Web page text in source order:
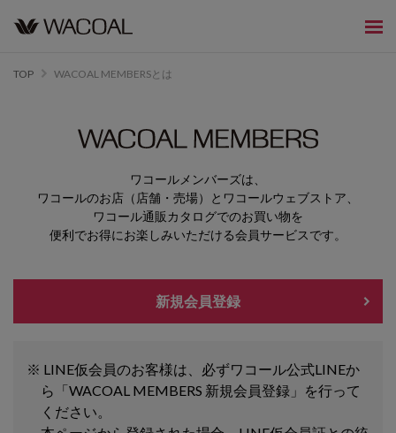
TOP WACOAL MEMBERSとは
ワコールメンバーズは、
ワコールのお店（店舗・売場）とワコールウェブストア、
ワコール通販カタログでのお買い物を
便利でお得にお楽しみいただける会員サービスです。
新規会員登録
LINE仮会員のお客様は、必ずワコール公式LINEか
ら「WACOAL MEMBERS 新規会員登録」を行って
ください。